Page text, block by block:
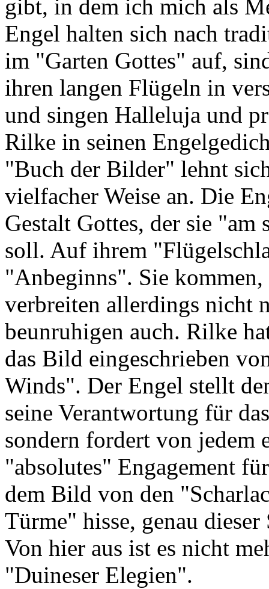
gibt, in dem ich mich als
Engel halten sich nach
im "Garten Gottes" auf,
ihren langen Flügeln in
und singen Halleluja und
Rilke in seinen
"Buch der Bilder" lehnt
vielfacher Weise an. Die
Gestalt Gottes, der sie "am
soll. Auf ihrem
"Anbeginns". Sie
verbreiten allerdings nicht
beunruhigen auch. Rilke
das Bild eingeschrieben
Winds". Der Engel stellt
seine Verantwortung für
sondern fordert von jedem
"absolutes" Engagement
dem Bild von den
Türme" hisse, genau
Von hier aus ist es nicht
"Duineser Elegien".